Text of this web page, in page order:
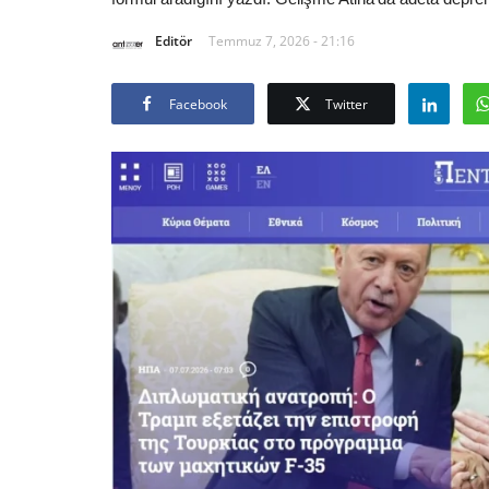
Editör Temmuz 7, 2026 - 21:16
Facebook Twitter